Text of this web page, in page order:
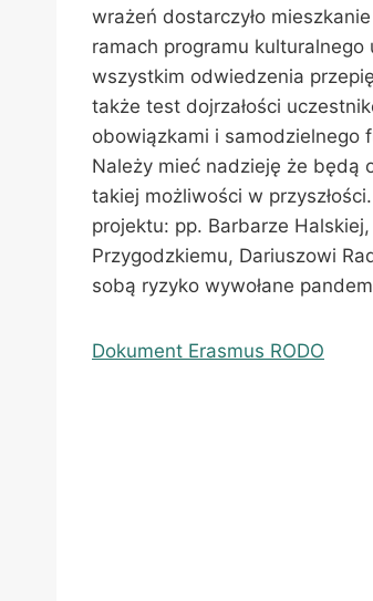
wrażeń dostarczyło
ramach programu
wszystkim odwiedzenia
także test dojrzałości
obowiązkami i samodzielnego
Należy mieć nadzieję że będą
takiej możliwości w
projektu: pp. Barbarze
Przygodzkiemu, Dariuszowi
sobą ryzyko wywołane
Dokument Erasmus RODO